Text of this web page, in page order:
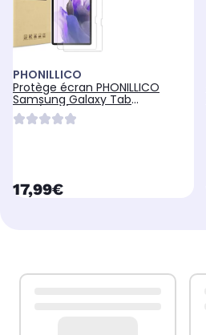
PHONILLICO
Protège écran PHONILLICO
Samsung Galaxy Tab
S10+/S9+/S9 FE+
currentPrice
17,99€